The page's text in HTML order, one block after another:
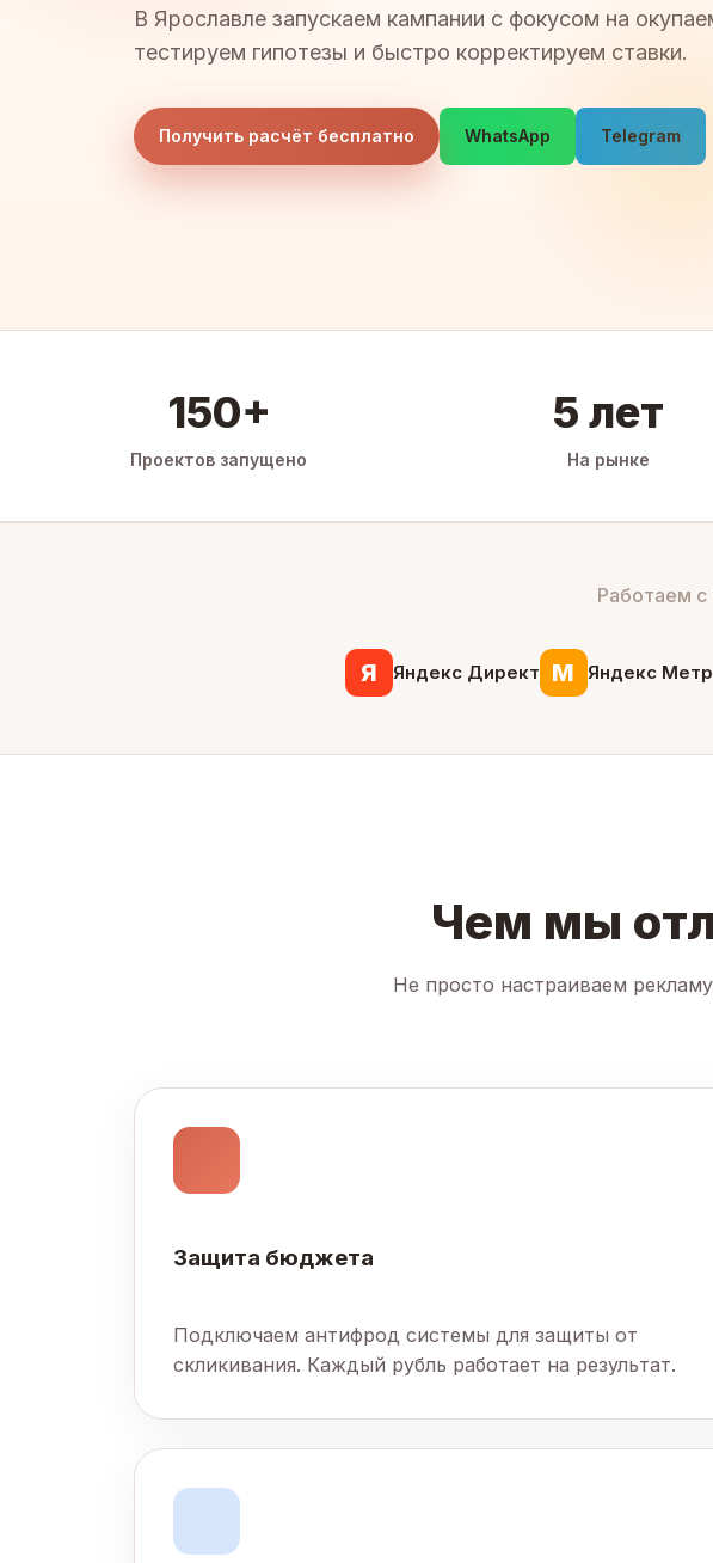
В Ярославле запускаем кампании с фокусом на
тестируем гипотезы и быстро корректируем ставки.
Получить расчёт бесплатно WhatsApp Telegram
150+
Проектов запущено
5 лет
На рынке
Работаем
Я Яндекс Директ М Яндекс
Чем мы
Не просто настраиваем
Защита бюджета
Подключаем антифрод системы для защиты от
скликивания. Каждый рубль работает на результат.